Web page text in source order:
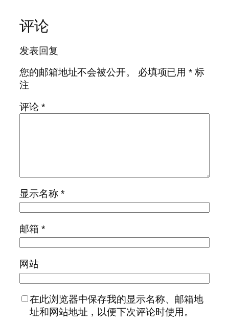
评论
发表回复
您的邮箱地址不会被公开。
必填项已用* 标
注
评论 *
显示名称 *
邮箱 *
网站
在此浏览器中保存我的显示名称、邮箱地
址和网站地址，以便下次评论时使用。